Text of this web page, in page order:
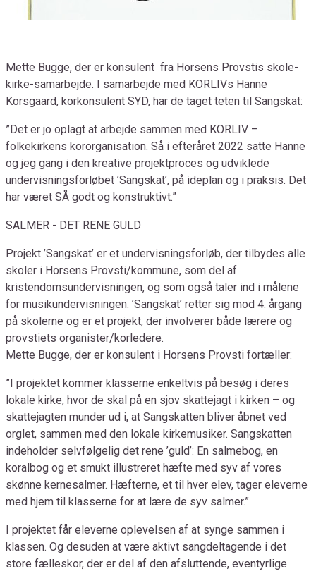
Mette Bugge, der er konsulent fra Horsens Provstis skole-
kirke-samarbejde. I samarbejde med KORLIVs Hanne
Korsgaard, korkonsulent SYD, har de taget teten til Sangskat:
”Det er jo oplagt at arbejde sammen med KORLIV –
folkekirkens kororganisation. Så i efteråret 2022 satte Hanne
og jeg gang i den kreative projektproces og udviklede
undervisningsforløbet ’Sangskat’, på ideplan og i praksis. Det
har været SÅ godt og konstruktivt.”
SALMER - DET RENE GULD
Projekt ’Sangskat’ er et undervisningsforløb, der tilbydes alle
skoler i Horsens Provsti/kommune, som del af
kristendomsundervisningen, og som også taler ind i målene
for musikundervisningen. ’Sangskat’ retter sig mod 4. årgang
på skolerne og er et projekt, der involverer både lærere og
provstiets organister/korledere.
Mette Bugge, der er konsulent i Horsens Provsti fortæller:
”I projektet kommer klasserne enkeltvis på besøg i deres
lokale kirke, hvor de skal på en sjov skattejagt i kirken – og
skattejagten munder ud i, at Sangskatten bliver åbnet ved
orglet, sammen med den lokale kirkemusiker. Sangskatten
indeholder selvfølgelig det rene ’guld’: En salmebog, en
koralbog og et smukt illustreret hæfte med syv af vores
skønne kernesalmer. Hæfterne, et til hver elev, tager eleverne
med hjem til klasserne for at lære de syv salmer.”
I projektet får eleverne oplevelsen af at synge sammen i
klassen. Og desuden at være aktivt sangdeltagende i det
store fælleskor, der er del af den afsluttende, eventyrlige